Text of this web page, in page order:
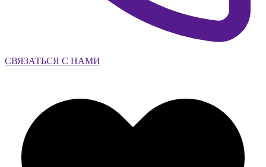
СВЯЗАТЬСЯ С НАМИ